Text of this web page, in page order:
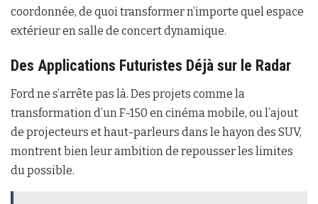
coordonnée, de quoi transformer n’importe quel espace
extérieur en salle de concert dynamique.
Des Applications Futuristes Déjà sur le Radar
Ford ne s’arrête pas là. Des projets comme la
transformation d’un F-150 en cinéma mobile, ou l’ajout
de projecteurs et haut-parleurs dans le hayon des SUV,
montrent bien leur ambition de repousser les limites
du possible.